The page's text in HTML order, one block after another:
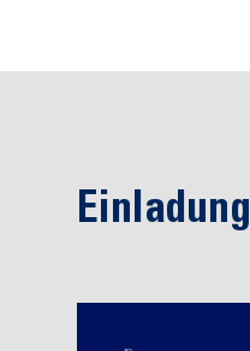
Einladung